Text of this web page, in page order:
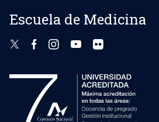
Escuela de Medicina